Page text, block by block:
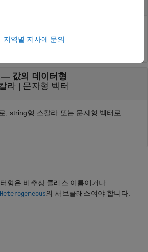
값의 데이터형
라| 문자형 벡터
, string형 스칼라 또는 문자형 벡터로
형은 비추상 클래스 이름이거나
의 서브클래스여야 합니다.
지역별 지사에 문의